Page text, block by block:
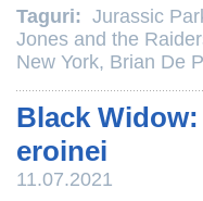
Taguri: Jurassic
Jones and the
New York, Brian De
Black
eroinei
11.07.2021